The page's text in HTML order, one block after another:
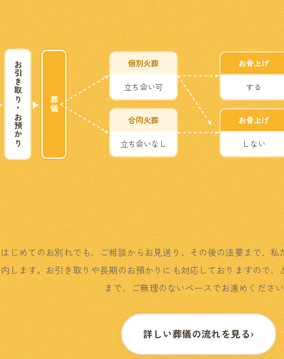
お引き取り・お預かり 葬儀
個別火葬
立ち会い可
合同火葬
立ち会いなし
お骨上げ
する
お骨上げ
しない
はじめてのお別れでも、ご相談からお見送り、その後の法要まで、
内します。お引き取りや長期のお預かりにも対応しておりますので
まで、ご無理のないペースでお進めくださ
詳しい葬儀の流れを見る›